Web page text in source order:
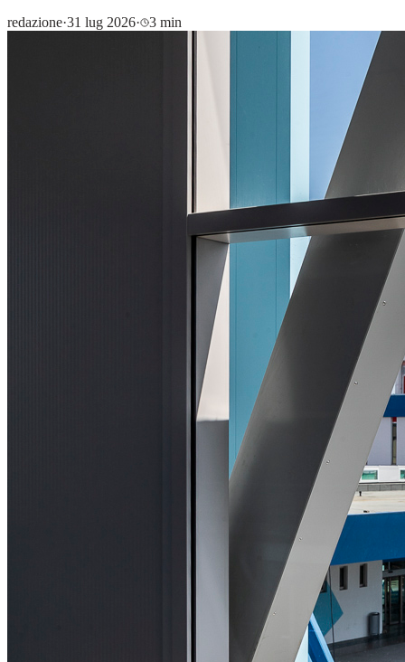
redazione·31 lug 2026· 3 min